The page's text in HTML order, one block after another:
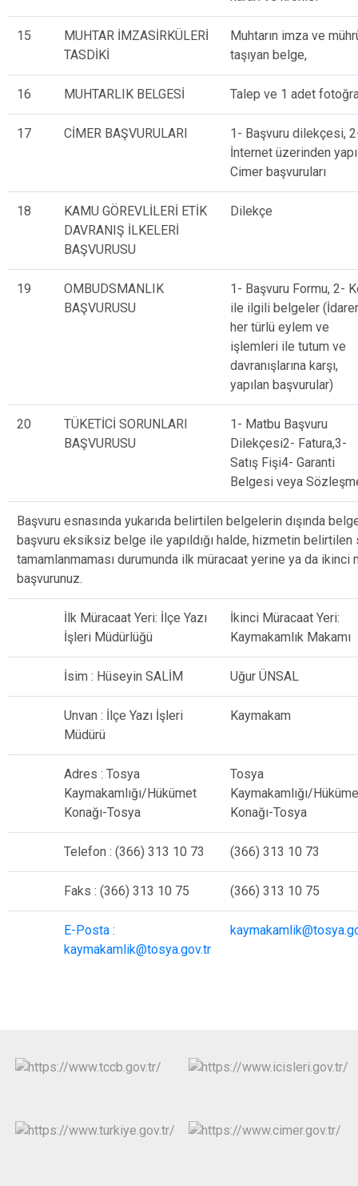
15
MUHTAR İMZASİRKÜLERİ
TASDİKİ
Muhtarın imza ve
taşıyan belge,
16 MUHTARLIK BELGESİ Talep ve 1 adet
17 CİMER BAŞVURULARI
1- Başvuru dilekçesi,
İnternet üzerinden
Cimer başvuruları
18
KAMU GÖREVLİLERİ ETİK
DAVRANIŞ İLKELERİ
BAŞVURUSU
Dilekçe
19
OMBUDSMANLIK
BAŞVURUSU
1- Başvuru Formu, 2-
ile ilgili belgeler
her türlü eylem ve
işlemleri ile tutum ve
davranışlarına karşı,
yapılan başvurular)
20
TÜKETİCİ SORUNLARI
BAŞVURUSU
1- Matbu Başvuru
Dilekçesi2- Fatura,3-
Satış Fişi4- Garanti
Belgesi veya
Başvuru esnasında yukarıda belirtilen belgelerin dışında
başvuru eksiksiz belge ile yapıldığı halde, hizmetin belirtilen
tamamlanmaması durumunda ilk müracaat yerine ya da ikinci
başvurunuz.
İlk Müracaat Yeri: İlçe Yazı
İşleri Müdürlüğü
İkinci Müracaat Yeri:
Kaymakamlık Makamı
İsim : Hüseyin SALİM Uğur ÜNSAL
Unvan : İlçe Yazı İşleri
Müdürü
Kaymakam
Adres : Tosya
Kaymakamlığı/Hükümet
Konağı-Tosya
Tosya
Kaymakamlığı/
Konağı-Tosya
Telefon : (366) 313 10 73 (366) 313 10 73
Faks : (366) 313 10 75 (366) 313 10 75
E-Posta :
kaymakamlik@tosya.gov.tr